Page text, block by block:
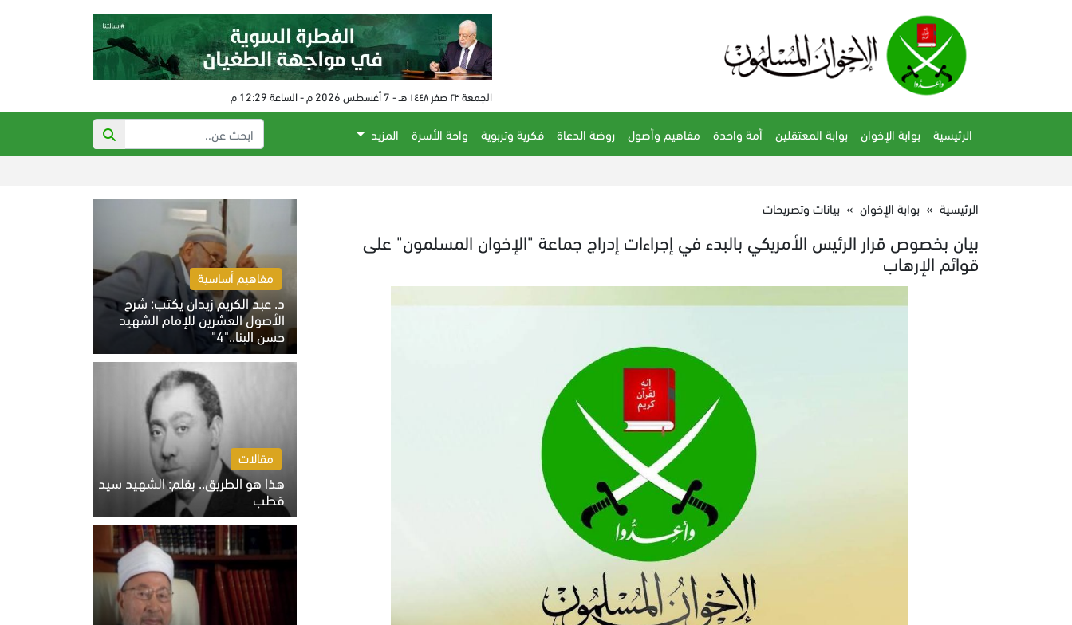
الجمعة ٢٣ صفر ١٤٤٨ هـ - 7 أغسطس 2026 م - الساعة 12:29 م
الرئيسية بوابة الإخوان بوابة المعتقلين أمة واحدة مفاهيم وأصول روضة الدعاة فكرية وتربوية واحة الأسرة
المزيد
الرئيسية » بوابة الإخوان » بيانات وتصريحات
بيان بخصوص قرار الرئيس الأمريكي بالبدء في إجراءات إدراج جماعة "الإخوان المسلمون" على
قوائم الإرهاب
مفاهيم أساسية
د. عبد الكريم زيدان يكتب: شرح
الأصول العشرين للإمام الشهيد
حسن البنا.."4"
الخميس 6 أغسطس 2026 10:27 ص
مقالات
هذا هو الطريق.. بقلم: الشهيد سيد
قطب
الخميس 6 أغسطس 2026 10:52 ص